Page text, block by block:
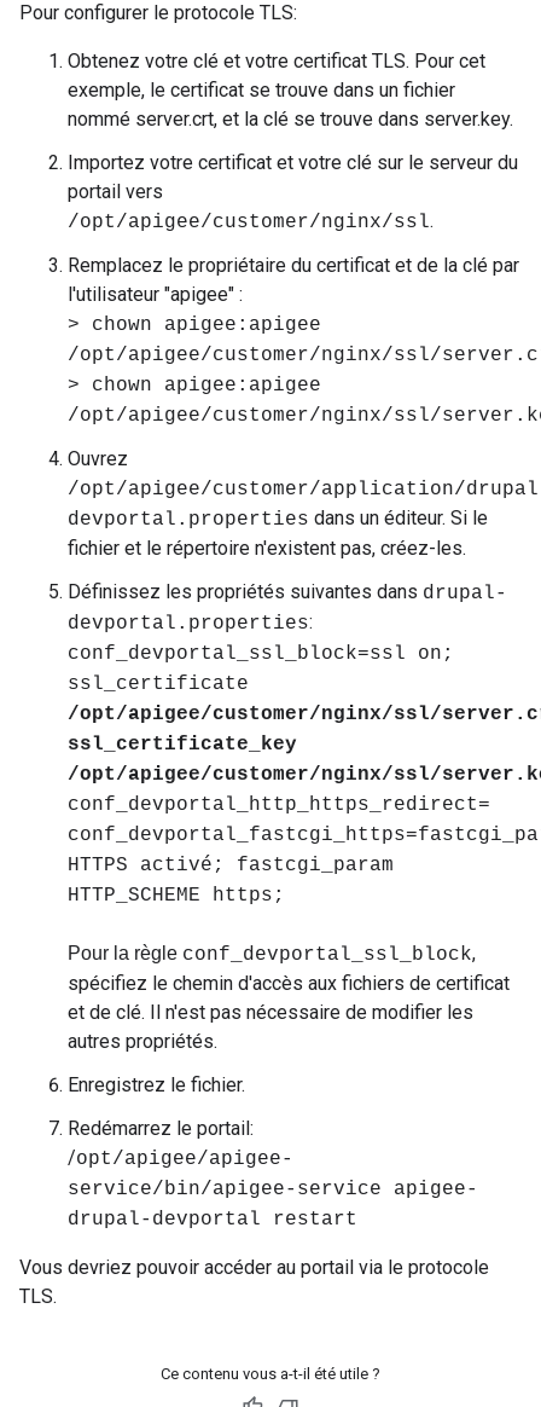
Pour configurer le protocole TLS:
Obtenez votre clé et votre certificat TLS. Pour cet
exemple, le certificat se trouve dans un fichier
nommé server.crt, et la clé se trouve dans server.key.
Importez votre certificat et votre clé sur le serveur du
portail vers
/opt/apigee/customer/nginx/ssl.
Remplacez le propriétaire du certificat et de la clé par
l'utilisateur "apigee" :
> chown apigee:apigee
/opt/apigee/customer/nginx/ssl/
> chown apigee:apigee
/opt/apigee/customer/nginx/ssl/
Ouvrez
/opt/apigee/customer/application/
devportal.properties dans un éditeur. Si le
fichier et le répertoire n'existent pas, créez-les.
Définissez les propriétés suivantes dans drupal-
devportal.properties:
conf_devportal_ssl_block=ssl on;
ssl_certificate
/opt/apigee/customer/nginx/ssl/
ssl_certificate_key
/opt/apigee/customer/nginx/ssl/
conf_devportal_http_https_redirect=
HTTPS activé; fastcgi_param
HTTP_SCHEME https;
Pour la règle conf_devportal_ssl_block,
spécifiez le chemin d'accès aux fichiers de certificat
et de clé. Il n'est pas nécessaire de modifier les
autres propriétés.
Enregistrez le fichier.
Redémarrez le portail:
/opt/apigee/apigee-
service/bin/apigee-service apigee-
drupal-devportal restart
Vous devriez pouvoir accéder au portail via le protocole
TLS.
Ce contenu vous a-t-il été utile ?